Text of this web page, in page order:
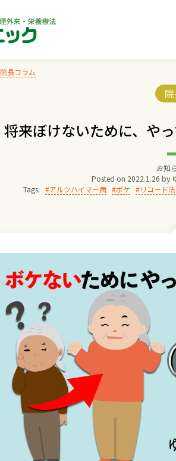
院長コラム
将来ぼけないために、や
お知
Posted on 2022.1.26 by
Tags:
アルツハイマー病 ボケ リコード法
院長か
ゆいクリ
親と子